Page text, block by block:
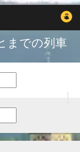
までの列車